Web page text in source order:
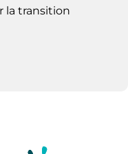
la transition